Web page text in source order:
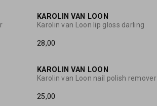
KAROLIN VAN LOON
Karolin van Loon lip gloss darling
28,00
KAROLIN VAN LOON
Karolin van Loon nail polish remover
25,00